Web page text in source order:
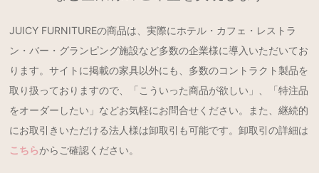
JUICY FURNITUREの商品は、実際にホテル・カフェ・レストラ
ン・バー・グランピング施設など多数の企業様に導入いただいてお
ります。サイトに掲載の家具以外にも、多数のコントラクト製品を
取り扱っておりますので、「こういった商品が欲しい」、「特注品
をオーダーしたい」などお気軽にお問合せください。また、継続的
にお取引きいただける法人様は卸取引も可能です。卸取引の詳細は
こちらからご確認ください。